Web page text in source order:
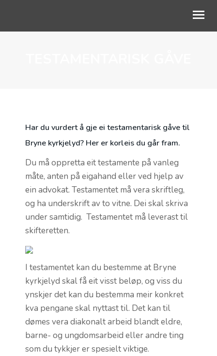
LIVETS VEG
KALENDER
NETTKYRKJA
Har du vurdert å gje ei testamentarisk gåve til
Bryne kyrkjelyd? Her er korleis du går fram.
Du må oppretta eit testamente på vanleg
måte, anten på eigahand eller ved hjelp av
ein advokat. Testamentet må vera skriftleg,
og ha underskrift av to vitne. Dei skal skriva
under samtidig. Testamentet må leverast til
skifteretten.
I testamentet kan du bestemme at Bryne
kyrkjelyd skal få eit visst beløp, og viss du
ynskjer det kan du bestemma meir konkret
kva pengane skal nyttast til. Det kan til
dømes vera diakonalt arbeid blandt eldre,
barne- og ungdomsarbeid eller andre ting
som du tykkjer er spesielt viktige.